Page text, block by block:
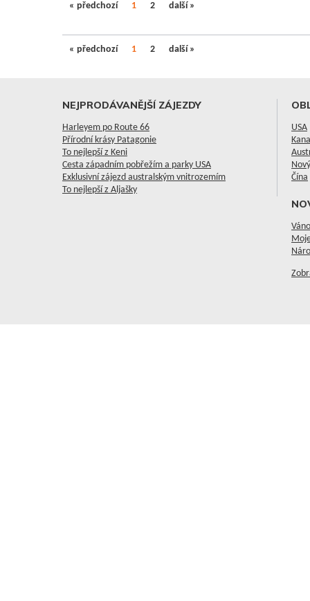
« předchozí 1 2 další »
« předchozí 1 2 další »
NEJPRODÁVANĚJŠÍ ZÁJEZDY
Harleyem po Route 66
Přírodní krásy Patagonie
To nejlepší z Keni
Cesta západním pobřežím a parky USA
Exklusivní zájezd australským vnitrozemím
To nejlepší z Aljašky
USA
Čína